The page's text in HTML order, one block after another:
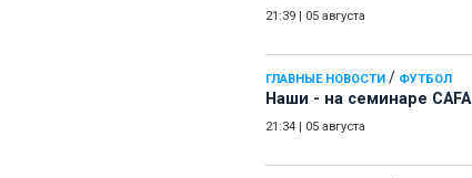
21:39 05 августа
ГЛАВНЫЕ НОВОСТИ / ФУТБОЛ
Наши - на семинаре СAFA
21:34 05 августа